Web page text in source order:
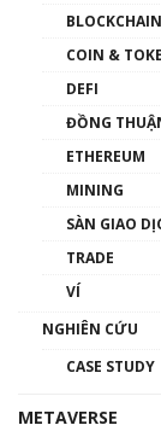
BLOCKCHAIN
COIN &
DEFI
ĐỒNG
ETHEREUM
MINING
SÀN GIAO
TRADE
VÍ
NGHIÊN CỨU
CASE STUDY
METAVERSE